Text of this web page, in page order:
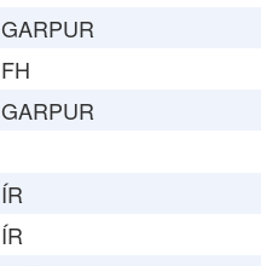
GARPUR
FH
GARPUR
ÍR
ÍR